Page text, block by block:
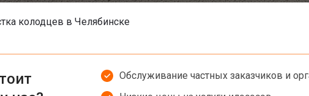
колодцев в Челябинске
Обслуживание частных заказчиков и